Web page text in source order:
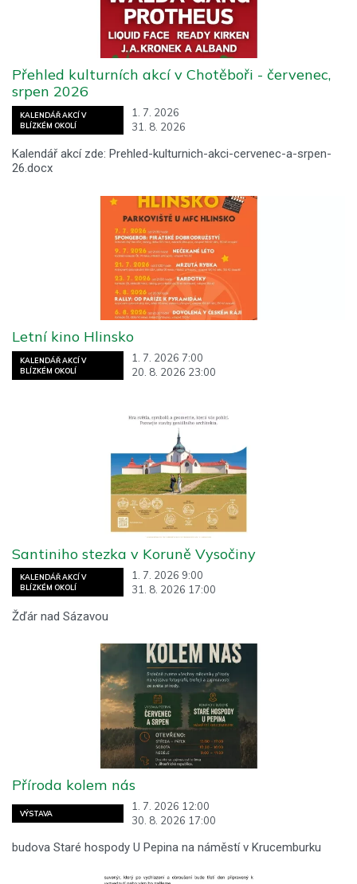
KALENDÁŘ AKCÍ V
BLÍZKÉM OKOLÍ
1. 7. 2026
31. 8. 2026
Přehled kulturních akcí v Chotěboři - červenec,
srpen 2026
Kalendář akcí zde: Prehled-kulturnich-akci-cervenec-a-srpen-
26.docx
KALENDÁŘ AKCÍ V
BLÍZKÉM OKOLÍ
1. 7. 2026 7:00
20. 8. 2026 23:00
Letní kino Hlinsko
KALENDÁŘ AKCÍ V
BLÍZKÉM OKOLÍ
1. 7. 2026 9:00
31. 8. 2026 17:00
Santiniho stezka v Koruně Vysočiny
Žďár nad Sázavou
VÝSTAVA
1. 7. 2026 12:00
30. 8. 2026 17:00
Příroda kolem nás
budova Staré hospody U Pepina na náměstí v Krucemburku